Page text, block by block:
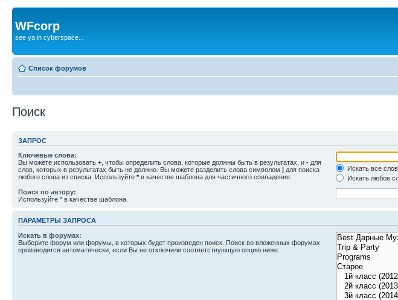
WFcorp
see ya in cyberspace...
Список форумов
Поиск
ЗАПРОС
Ключевые слова:
Вы можете использовать + , чтобы определить слова, которые должны быть в результатах, и - для
слов, которых в результатах быть не должно. Вы можете разделить слова символом | для поиска
любого слова из списка. Используйте * в качестве шаблона для частичного совпадения.
Искать все
Искать любое
Поиск по автору:
Используйте * в качестве шаблона.
ПАРАМЕТРЫ ЗАПРОСА
Искать в форумах:
Выберите форум или форумы, в которых будет произведен поиск. Поиск во вложенных форумах
производится автоматически, если Вы не отключили соответствующую опцию ниже.